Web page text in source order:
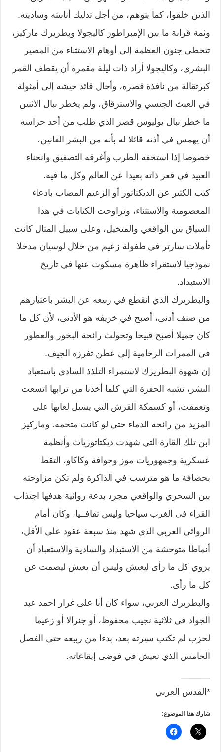
الذين خلقوا، كما يتوهم، من أجل تدليك أنانيته وساديته.
وثمة قرابة ما بين الإمبراطور كاليجولا وبطريرك ماركيز،
تتخطى جنون العظمة إلى أوهام الاستثناء من المصير
البشري، وكاليجولا أراد ذات ليلة مقمرة أن يقطف القمر
كبرتقالة من نافذة قصره، وأحال قائد جيشه إلى أمثولة
في العبث الجنسي والاسترقاق، ولم يخطر ببال الاثنين
ما خطر ببال يوليوس قصر الذي طلب من أحد حراسه
أن يهمس في أذنه قائلا له بأنه من البشر الفانين،
خصوصا إذا استخفه الطرب وأغرقه التصفيق وانحناء
العبيد في قعر ذاته بعيدا عن العالم وكل ما فيه.
كتب الكثير عن الديكتاتور أو الزعيم المصاب بادعاء
المعصومية والاستثناء، وتراوحت الكتابات في هذا
السياق بين الواقعي والمتخيل، وعلى سبيل المثال كانت
تأملات سارتر في طفولة زعيم من خلال لوسيان مدخلا
نموذجيا لاستقراء ظاهرة مسكوت عنها في تاريخ
الاستبداد.
والبطريرك الذي انقطع في ربيعه عن البشر باعتبارهم
من صنف أدنى، أصبح في خريفه هو الأدنى، لأن كل ما
كان جميلا أصبح قبيحا وتحولت رائحة البخور والعطور
في الممرات الرخامية إلى عطن تفرزه الجيف.
إن شهوة البطريرك لاستمراء التلذذ السادي باستعباد
البشر، تشبه الحفرة التي كلما أخذنا من ترابها اتسعت
وتعمقت، أو كسمكة القرش التي يسيل لعابها على
المزيد من رائحة الدماء حتى لو كانت متخمة. وماركيز
ابن تلك القارة التي شهدت ديكتاتوريات وأنظمة
عسكرية وجمهوريات موز وجوافة وكاكاو، التقط
بحصافة ما هو مترسب في الذاكرة ولم تكن مزاوجته
بين السحري والواقعي مجرد بدعة روائية هدفها اجتذاب
القراء في الغرب سياحيا وليس ثقافــيا، وكان أمام
الروائي العربي الذي شهد منذ سبعة عقود على الأقل،
أنماطا متوحشة من الاستبداد والسادية والاستعباد أن
يروي كل ما رأى ليعيش وليس أن يعيش ليصمت عن
كل ما رأى.
والبطريرك العربي، سواء كان أبا على غرار احمد عبد
الجواد في ثلاثية نجيب محفوظ، أو جنرالا أو زعيما
لحزب لم تكتب سيرته بعد، بدءا من ربيعه حتى الفصل
الخامس الذي نعيش في فوضى إيقاعاته.
*القدس العربي
شارك هذا الموضوع: